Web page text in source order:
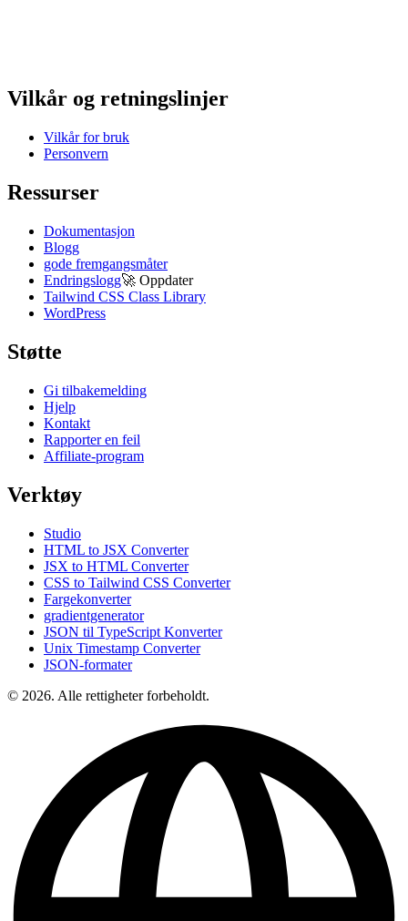
Vilkår og retningslinjer
Vilkår for bruk
Personvern
Ressurser
Dokumentasjon
Blogg
gode fremgangsmåter
Endringslogg🚀 Oppdater
Tailwind CSS Class Library
WordPress
Støtte
Gi tilbakemelding
Hjelp
Kontakt
Rapporter en feil
Affiliate-program
Verktøy
Studio
HTML to JSX Converter
JSX to HTML Converter
CSS to Tailwind CSS Converter
Fargekonverter
gradientgenerator
JSON til TypeScript Konverter
Unix Timestamp Converter
JSON-formater
© 2026. Alle rettigheter forbeholdt.